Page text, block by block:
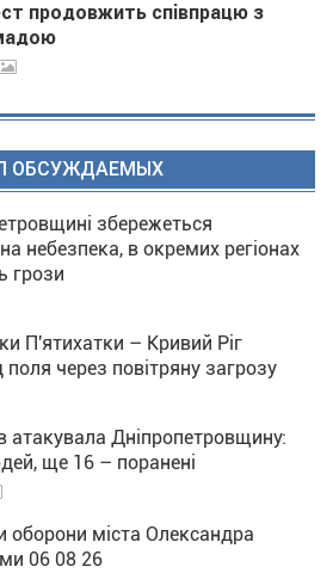
продовжить співпрацю з
ОБСУЖДАЕМЫХ
збережеться
небезпека, в окремих регіонах
грози
П'ятихатки – Кривий Ріг
через повітряну загрозу
атакувала Дніпропетровщину:
ще 16 – поранені
оборони міста Олександра
06 08 26